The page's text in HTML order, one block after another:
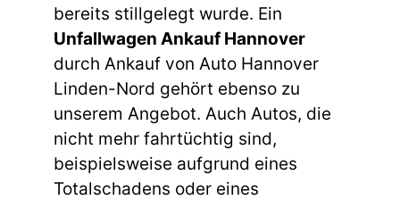
bereits stillgelegt wurde. Ein
Unfallwagen Ankauf Hannover
durch Ankauf von Auto Hannover
Linden-Nord gehört ebenso zu
unserem Angebot. Auch Autos, die
nicht mehr fahrtüchtig sind,
beispielsweise aufgrund eines
Totalschadens oder eines